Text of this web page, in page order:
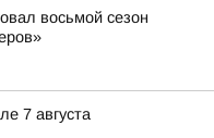
восьмой сезон
7 августа